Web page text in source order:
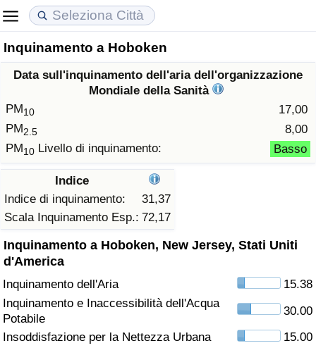
Inquinamento a Hoboken
Data sull'inquinamento dell'aria dell'organizzazione
Mondiale della Sanità
PM10
17,00
PM2.5
8,00
PM10 Livello di inquinamento: Basso
Indice
Indice di inquinamento:
31,37
Scala Inquinamento Esp.: 72,17
Inquinamento a Hoboken, New Jersey, Stati Uniti
d'America
Inquinamento dell'Aria
15.38
Inquinamento e Inaccessibilità dell'Acqua
Potabile
30.00
Insoddisfazione per la Nettezza Urbana
15.00
Costo della vita
Indice Del Costo Della Vita (corrente)
Indice Del Costo Della Vita
ad Aqaba
Prezzi degli immobili
Indice del Prezzo delle Case (Corrente)
Indice del Prezzo delle Case
Qualità della Vita
Indice della Qualità della Vita
Indice della Qualità della Vita (Corrente)
Criminalità
Indice del Tasso di Criminalità (Corrente)
Indice della Criminalità
Indice di criminalità per paese
Assistenza Sanitaria